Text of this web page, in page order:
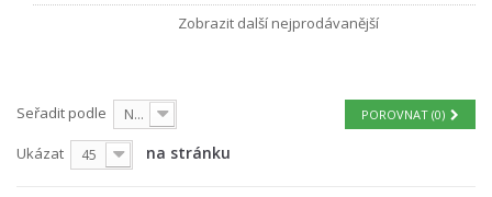
Zobrazit další nejprodávanější
POROVNAT (0)
Seřadit podle Nejprve produkty skladem
Ukázat 45 na stránku